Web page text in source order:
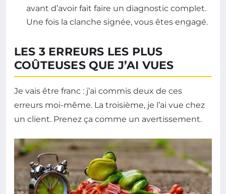
avant d’avoir fait faire un diagnostic complet.
Une fois la clanche signée, vous êtes engagé.
LES 3 ERREURS LES PLUS
COÛTEUSES QUE J’AI VUES
Je vais être franc : j’ai commis deux de ces
erreurs moi-même. La troisième, je l’ai vue chez
un client. Prenez ça comme un avertissement.